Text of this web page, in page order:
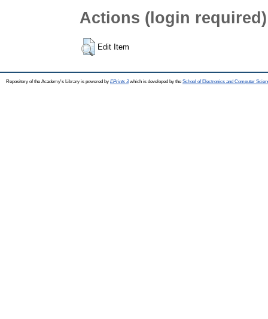
Actions (login required)
Edit Item
Repository of the Academy's Library is powered by EPrints 3which is developed by the School of Electronics and Computer